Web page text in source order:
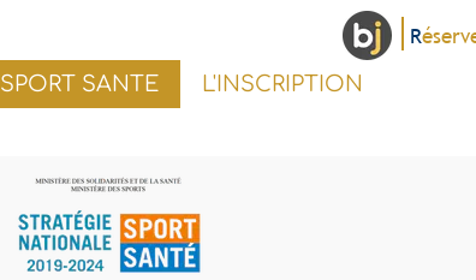
L'INSCRIPTION
éserver un cours